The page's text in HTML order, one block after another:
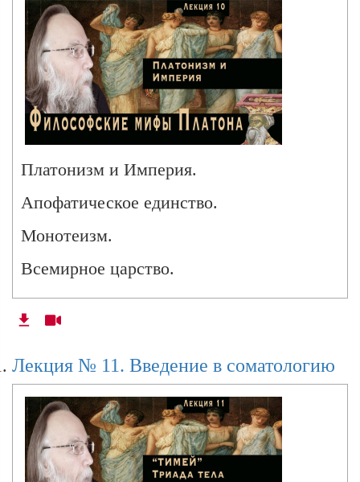
Платонизм и Империя.
Апофатическое единство.
Монотеизм.
Всемирное царство.
Иеремия как Исократ.
Четыре царства.
Пятая Империя.
Лекция № 11. Введение в соматологию